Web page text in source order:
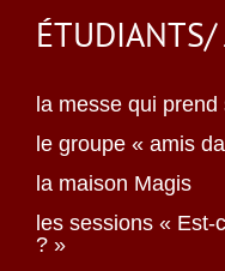
ÉTUDIANTS/
la messe qui
le groupe « amis
la maison Magis
les sessions «
? »